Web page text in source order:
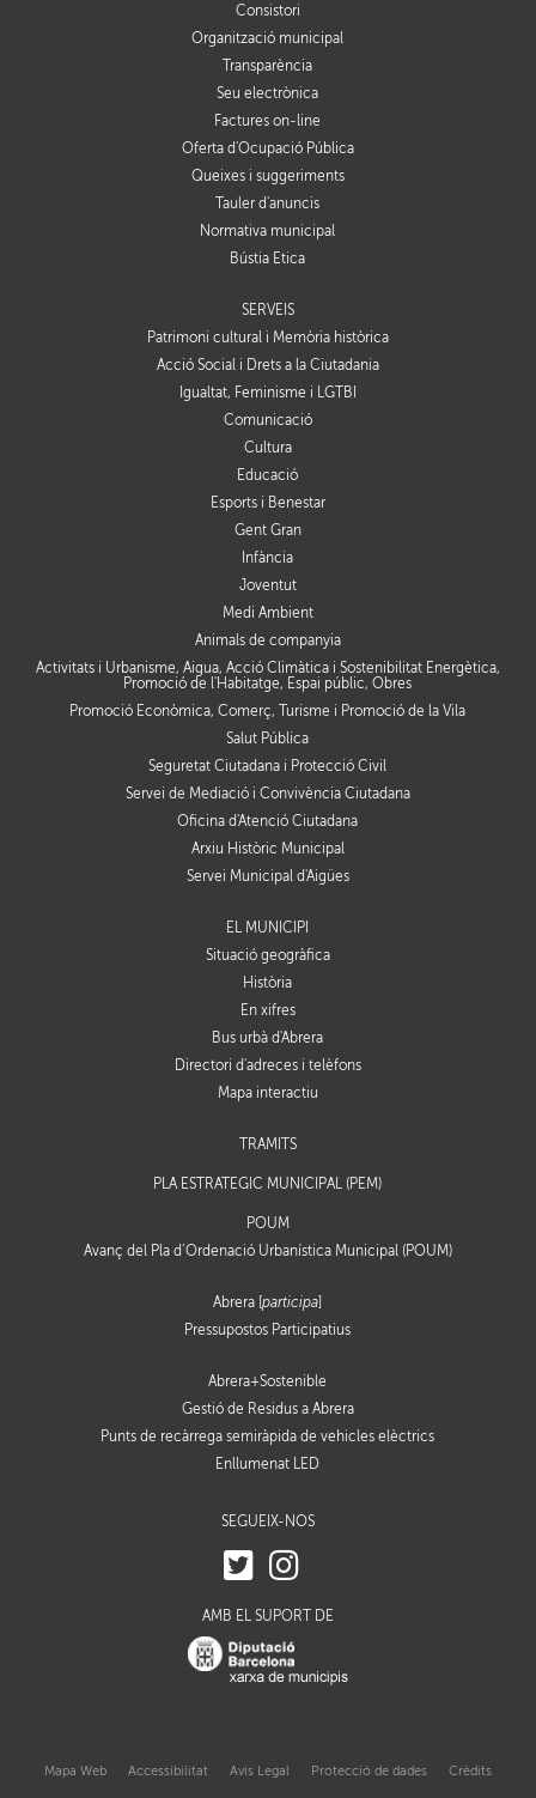
Consistori
Organització municipal
Transparència
Seu electrònica
Factures on-line
Oferta d'Ocupació Pública
Queixes i suggeriments
Tauler d'anuncis
Normativa municipal
Bústia Ètica
SERVEIS
Patrimoni cultural i Memòria històrica
Acció Social i Drets a la Ciutadania
Igualtat, Feminisme i LGTBI
Comunicació
Cultura
Educació
Esports i Benestar
Gent Gran
Infància
Joventut
Medi Ambient
Animals de companyia
Activitats i Urbanisme, Aigua, Acció Climàtica i Sostenibilitat Energètica,
Promoció de l'Habitatge, Espai públic, Obres
Promoció Econòmica, Comerç, Turisme i Promoció de la Vila
Salut Pública
Seguretat Ciutadana i Protecció Civil
Servei de Mediació i Convivència Ciutadana
Oficina d'Atenció Ciutadana
Arxiu Històric Municipal
Servei Municipal d'Aigües
EL MUNICIPI
Situació geogràfica
Història
En xifres
Bus urbà d'Abrera
Directori d'adreces i telèfons
Mapa interactiu
TRÀMITS
PLA ESTRATÈGIC MUNICIPAL (PEM)
POUM
Avanç del Pla d’Ordenació Urbanística Municipal (POUM)
Abrera [participa
Pressupostos Participatius
Abrera+Sostenible
Gestió de Residus a Abrera
Punts de recàrrega semiràpida de vehicles elèctrics
Enllumenat LED
SEGUEIX-NOS
AMB EL SUPORT DE
Mapa Web Accessibilitat Avis Legal Protecció de dades Crèdits